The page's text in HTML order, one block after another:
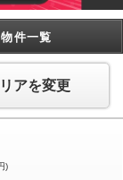
件一覧
アを変更
)